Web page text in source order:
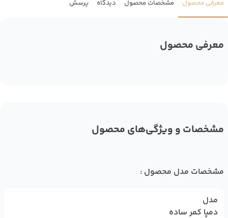
معرفی محصول مشخصات محصول دیدگاه پرسش
معرفی محصول
مشخصات و ویژگی‌های محصول
مشخصات مدل محصول :
مدل
دمپا کمر ساده